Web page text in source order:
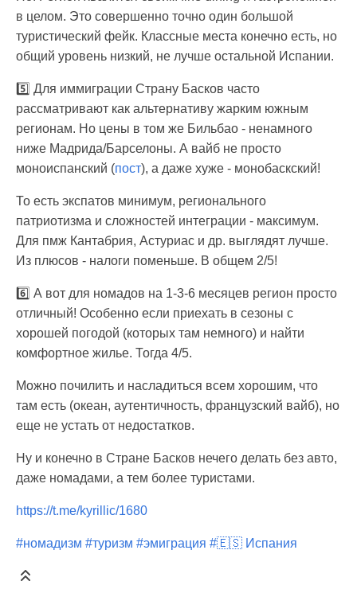
в целом. Это совершенно точно один большой
туристический фейк. Классные места конечно есть, но
общий уровень низкий, не лучше остальной Испании.
5️⃣ Для иммиграции Страну Басков часто
рассматривают как альтернативу жарким южным
регионам. Но цены в том же Бильбао - ненамного
ниже Мадрида/Барселоны. А вайб не просто
моноиспанский (пост), а даже хуже - монобаскский!
То есть экспатов минимум, регионального
патриотизма и сложностей интеграции - максимум.
Для пмж Кантабрия, Астуриас и др. выглядят лучше.
Из плюсов - налоги поменьше. В общем 2/5!
6️⃣ А вот для номадов на 1-3-6 месяцев регион просто
отличный! Особенно если приехать в сезоны с
хорошей погодой (которых там немного) и найти
комфортное жилье. Тогда 4/5.
Можно почилить и насладиться всем хорошим, что
там есть (океан, аутентичность, французский вайб), но
еще не устать от недостатков.
Ну и конечно в Стране Басков нечего делать без авто,
даже номадами, а тем более туристами.
https://t.me/kyrillic/1680
#номадизм #туризм #эмиграция #🇪🇸 Испания